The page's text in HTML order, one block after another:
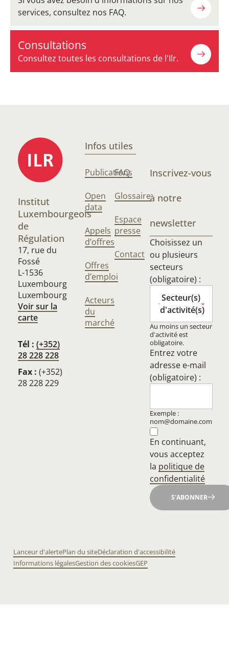
services, consultez nos FAQ.
Consultations
Consultez toutes les consultations de l'Ilr.
Institut
Luxembourgeois
de
Régulation
17, rue du
Fossé
L-1536
Luxembourg
Luxembourg
Voir sur la
carte
Tél : (+352)
28 228 228
Fax : (+352)
28 228 229
Infos utiles
Publications
Open
data
Appels
d’offres
Offres
d’emploi
Acteurs
du
marché
FAQ
Glossaire
Espace
presse
Contact
Inscrivez-vous
à notre
newsletter
Choisissez un
ou plusieurs
secteurs
(obligatoire) :
Secteur(s)
d'activité(s)
Au moins un secteur
d'activité est
obligatoire.
Entrez votre
adresse e-mail
(obligatoire) :
Exemple :
nom@domaine.com
En continuant,
vous acceptez
la politique de
confidentialité
S'ABONNER
Lanceur d'alertePlan du siteDéclaration d'accessibilité
Informations légalesGestion des cookiesGEP